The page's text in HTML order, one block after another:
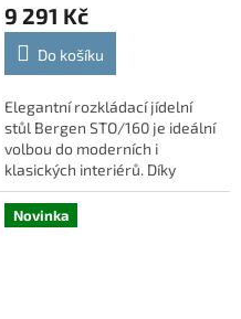
9 291 Kč
Do košíku
Elegantní rozkládací jídelní
stůl Bergen STO/160 je ideální
volbou do moderních i
klasických interiérů. Díky
možnosti prodloužení až na
200 cm poskytne dostatek
místa i při...
Novinka